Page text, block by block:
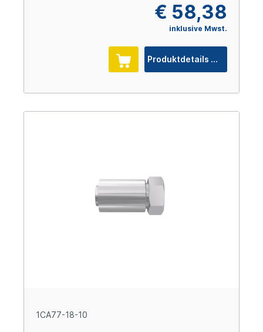
€ 58,38
inklusive Mwst.
Produktdetails
1CA77-18-10